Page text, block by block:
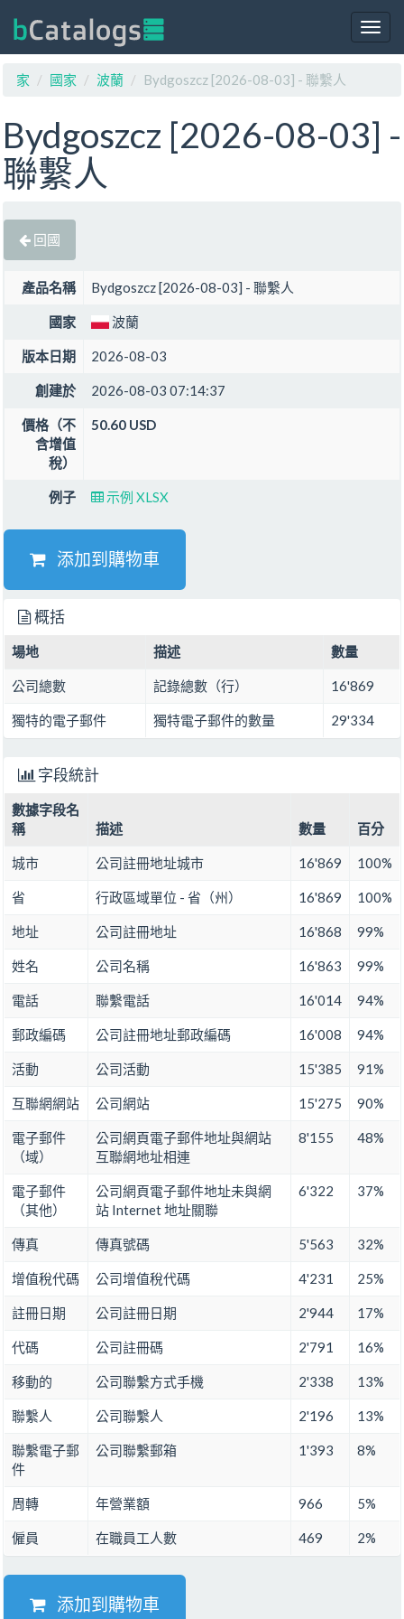
家
國家 波蘭 Bydgoszcz [2026-08-03] - 聯繫人
Bydgoszcz [2026-08-03] -
聯繫人
回國
產品名稱 Bydgoszcz [2026-08-03] - 聯繫人
國家 波蘭
版本日期 2026-08-03
創建於 2026-08-03 07:14:37
價格（不
含增值
稅）
50.60 USD
例子 示例 XLSX
添加到購物車
概括
場地 描述 數量
公司總數 記錄總數（行） 16'869
獨特的電子郵件 獨特電子郵件的數量 29'334
字段統計
數據字段名
稱
描述 數量 百分
城市 公司註冊地址城市 16'869 100%
省 行政區域單位 - 省（州） 16'869 100%
地址 公司註冊地址 16'868 99%
姓名 公司名稱 16'863 99%
電話 聯繫電話 16'014 94%
郵政編碼 公司註冊地址郵政編碼 16'008 94%
活動 公司活動 15'385 91%
互聯網網站 公司網站 15'275 90%
電子郵件
（域）
公司網頁電子郵件地址與網站
互聯網地址相連
8'155 48%
電子郵件
（其他）
公司網頁電子郵件地址未與網
站 Internet 地址關聯
6'322 37%
傳真 傳真號碼 5'563 32%
增值稅代碼 公司增值稅代碼 4'231 25%
註冊日期 公司註冊日期 2'944 17%
代碼 公司註冊碼 2'791 16%
移動的 公司聯繫方式手機 2'338 13%
聯繫人 公司聯繫人 2'196 13%
聯繫電子郵
件
公司聯繫郵箱 1'393 8%
周轉 年營業額 966 5%
僱員 在職員工人數 469 2%
添加到購物車